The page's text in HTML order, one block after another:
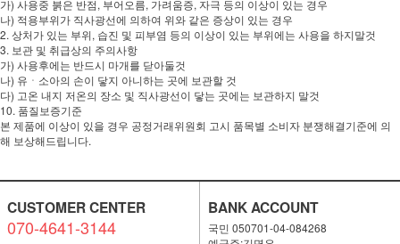
가) 사용중 붉은 반점, 부어오름, 가려움증, 자극 등의 이상이 있는 경우
나) 적용부위가 직사광선에 의하여 위와 같은 증상이 있는 경우
2. 상처가 있는 부위, 습진 및 피부염 등의 이상이 있는 부위에는 사용을 하지말것
3. 보관 및 취급상의 주의사항
가) 사용후에는 반드시 마개를 닫아둘것
나) 유ㆍ소아의 손이 닿지 아니하는 곳에 보관할 것
다) 고온 내지 저온의 장소 및 직사광선이 닿는 곳에는 보관하지 말것
10. 품질보증기준
본 제품에 이상이 있을 경우 공정거래위원회 고시 품목별 소비자 분쟁해결기준에 의
해 보상해드립니다.
CUSTOMER CENTER
070-4641-3144
BANK ACCOUNT
국민 050701-04-084268